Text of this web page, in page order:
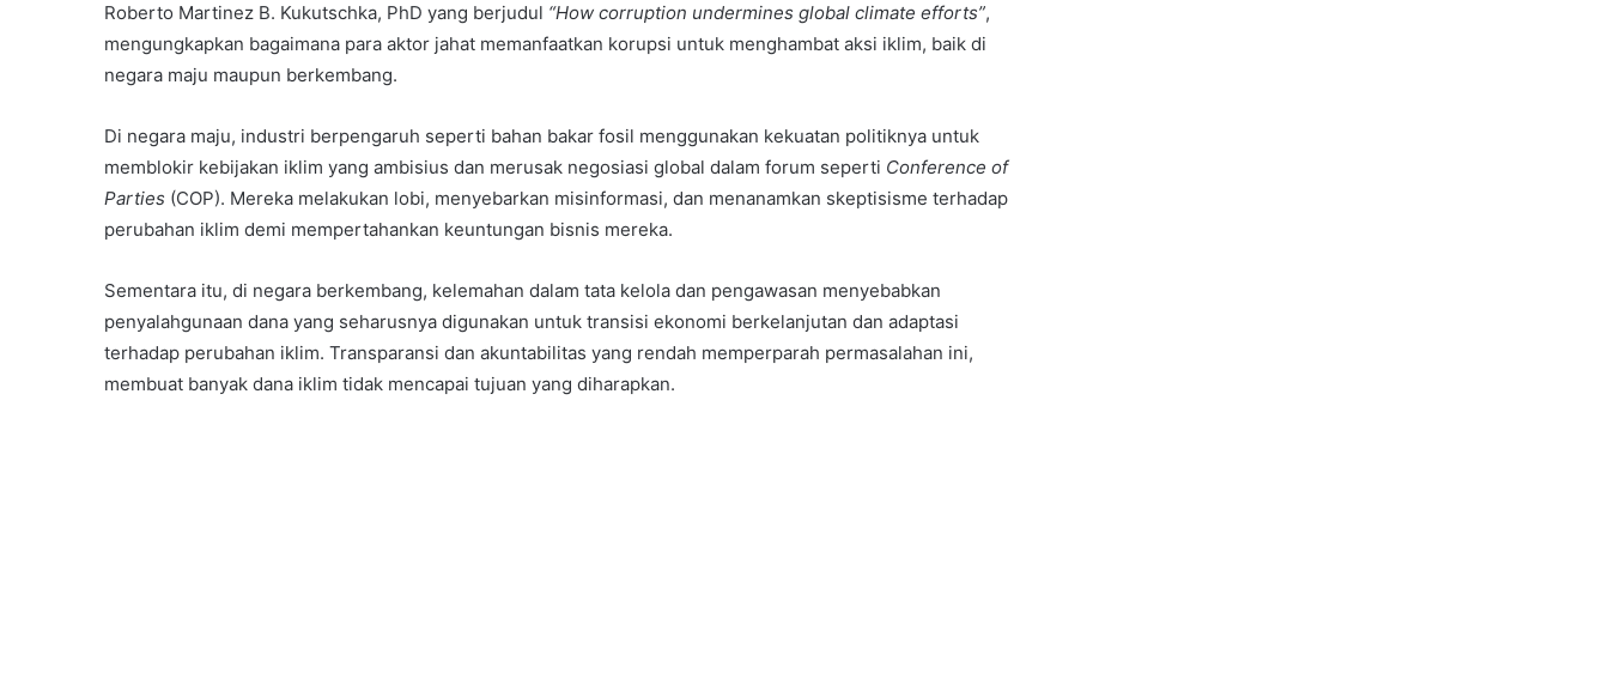
Roberto Martinez B. Kukutschka, PhD yang berjudul “How corruption undermines global climate efforts”,
mengungkapkan bagaimana para aktor jahat memanfaatkan korupsi untuk menghambat aksi iklim, baik di
negara maju maupun berkembang.
Di negara maju, industri berpengaruh seperti bahan bakar fosil menggunakan kekuatan politiknya untuk
memblokir kebijakan iklim yang ambisius dan merusak negosiasi global dalam forum seperti Conference of
Parties (COP). Mereka melakukan lobi, menyebarkan misinformasi, dan menanamkan skeptisisme terhadap
perubahan iklim demi mempertahankan keuntungan bisnis mereka.
Sementara itu, di negara berkembang, kelemahan dalam tata kelola dan pengawasan menyebabkan
penyalahgunaan dana yang seharusnya digunakan untuk transisi ekonomi berkelanjutan dan adaptasi
terhadap perubahan iklim. Transparansi dan akuntabilitas yang rendah memperparah permasalahan ini,
membuat banyak dana iklim tidak mencapai tujuan yang diharapkan.